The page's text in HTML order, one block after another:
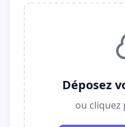
Déposez
ou